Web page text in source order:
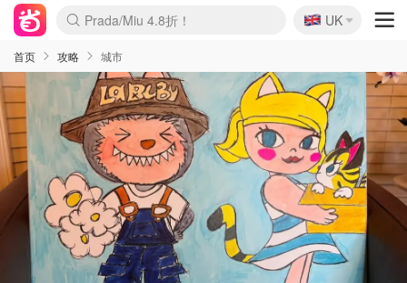
麦卢卡蜂蜜夏促！个位数！
Prada/Miu 4.8折！
啥？必胜客披萨5折！
🇬🇧
UK
首页 攻略 城市